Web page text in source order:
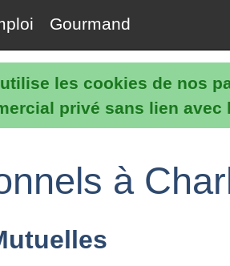
les cookies de nos
privé sans lien
Gourmand
à